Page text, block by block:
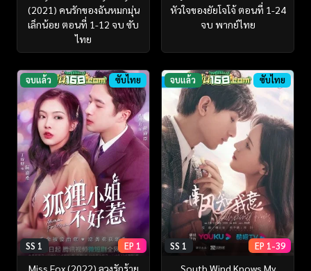
(2021) คนรักของฉันหมกมุ่น
เล็กน้อย ตอนที่ 1-12 จบ ซับ
ไทย
หัวใจของยัยโจโจ้ ตอนที่ 1-24
จบ พากย์ไทย
จบแล้ว ซับไทย
SS 1 EP 1
Miss Fox (2022) ลวงรักร้าย
จบแล้ว ซับไทย
SS 1 EP 1-39
South Wind Knows My